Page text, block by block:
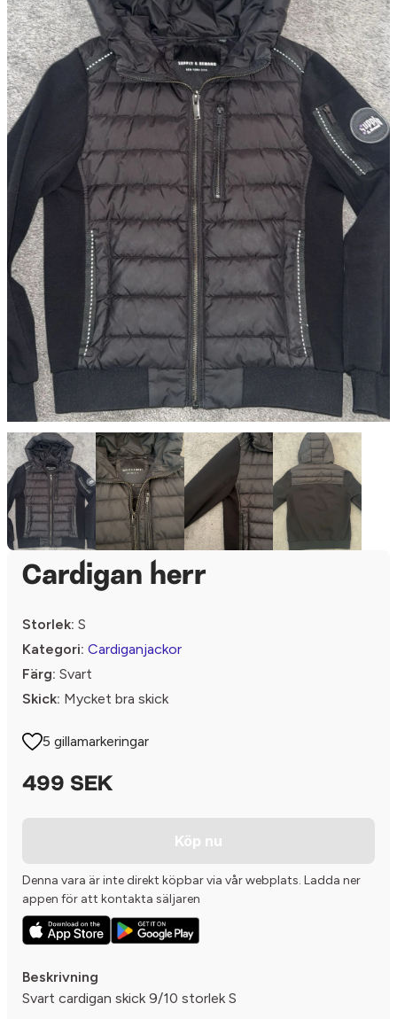
Cardigan herr
Storlek: S
Kategori: Cardiganjackor
Färg: Svart
Skick: Mycket bra skick
5 gillamarkeringar
499 SEK
Köp nu
Denna vara är inte direkt köpbar via vår webplats. Ladda ner
appen för att kontakta säljaren
Beskrivning
Svart cardigan skick 9/10 storlek S